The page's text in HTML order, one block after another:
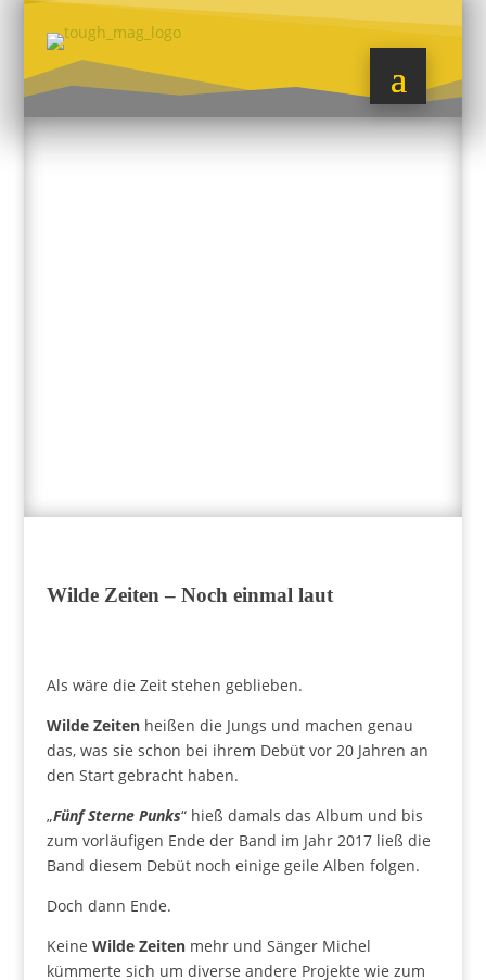
Wilde Zeiten – Noch einmal laut
Als wäre die Zeit stehen geblieben.
Wilde Zeitenheißen die Jungs und machen genau
das, was sie schon bei ihrem Debüt vor 20 Jahren an
den Start gebracht haben.
„Fünf Sterne Punks“ hieß damals das Album und bis
zum vorläufigen Ende der Band im Jahr 2017 ließ die
Band diesem Debüt noch einige geile Alben folgen.
Doch dann Ende.
Keine Wilde Zeitenmehr und Sänger Michel
kümmerte sich um diverse andere Projekte wie zum